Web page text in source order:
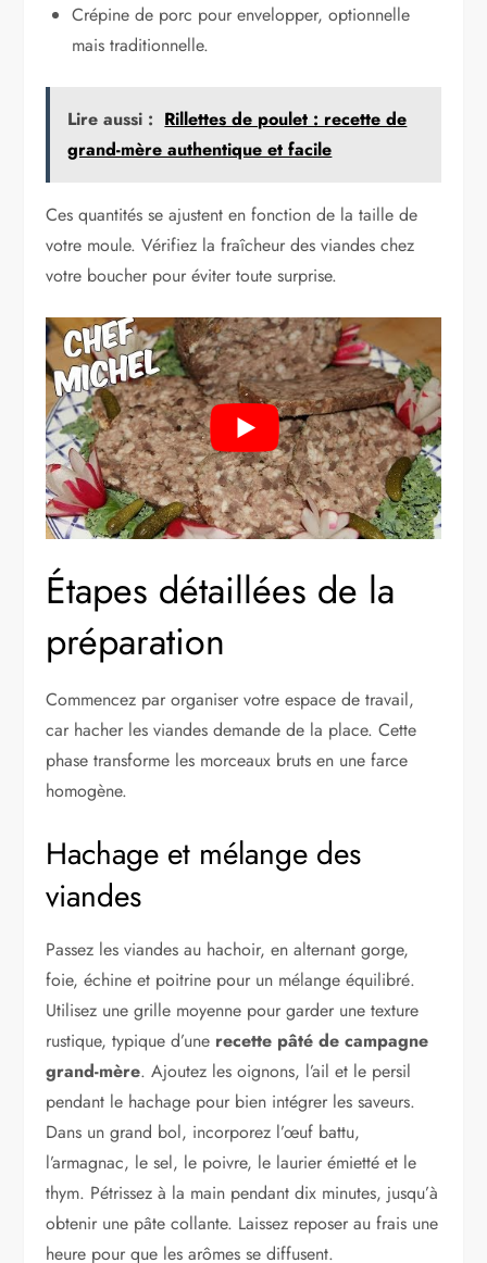
Crépine de porc pour envelopper, optionnelle
mais traditionnelle.
Lire aussi : Rillettes de poulet : recette de
grand-mère authentique et facile
Ces quantités se ajustent en fonction de la taille de
votre moule. Vérifiez la fraîcheur des viandes chez
votre boucher pour éviter toute surprise.
Étapes détaillées de la
préparation
Commencez par organiser votre espace de travail,
car hacher les viandes demande de la place. Cette
phase transforme les morceaux bruts en une farce
homogène.
Hachage et mélange des
viandes
Passez les viandes au hachoir, en alternant gorge,
foie, échine et poitrine pour un mélange équilibré.
Utilisez une grille moyenne pour garder une texture
rustique, typique d’une recette pâté de campagne
grand-mère. Ajoutez les oignons, l’ail et le persil
pendant le hachage pour bien intégrer les saveurs.
Dans un grand bol, incorporez l’œuf battu,
l’armagnac, le sel, le poivre, le laurier émietté et le
thym. Pétrissez à la main pendant dix minutes, jusqu’à
obtenir une pâte collante. Laissez reposer au frais une
heure pour que les arômes se diffusent.